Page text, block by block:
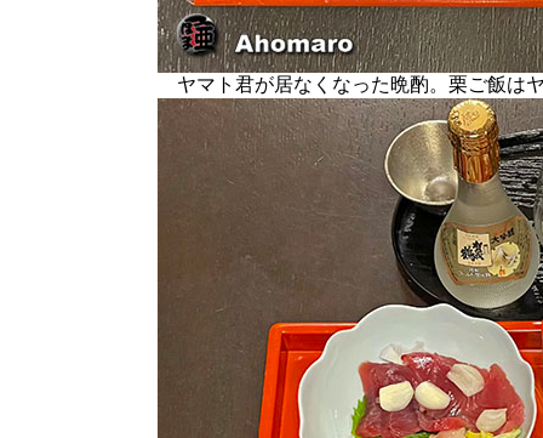
ヤマト君が居なくなった晩酌。栗ご飯は